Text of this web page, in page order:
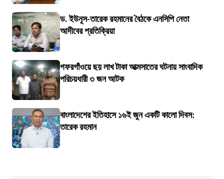
ড. ইউনূস-তারেক রহমানের বৈঠকে এনসিপি নেতা
আদীবের প্রতিক্রিয়া
গফরগাঁওয়ে ছয় লাখ টাকা আত্মসাতের ঘটনায় সাংবাদিক
পরিচয়ধারী ৩ জন আটক
বাংলাদেশের ইতিহাসে ১৬ই জুন একটি কালো দিবস:
তারেক রহমান